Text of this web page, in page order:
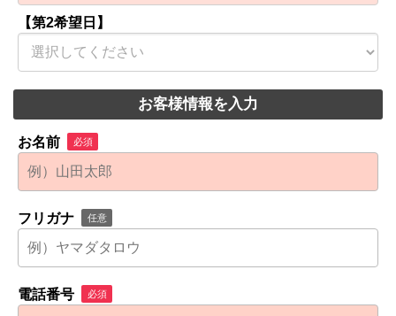
【第2希望日】
お客様情報を入力
お名前 必須
フリガナ 任意
電話番号 必須